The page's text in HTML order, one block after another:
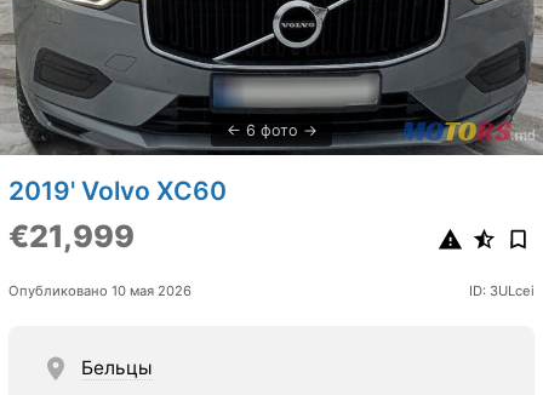
6 фото
2019' Volvo XC60
€21,999
Опубликовано 10 мая 2026 ID: 3ULcei
Бельцы